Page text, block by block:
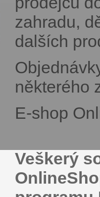
zahradu,
dalších
některého
E-shop
Veškerý